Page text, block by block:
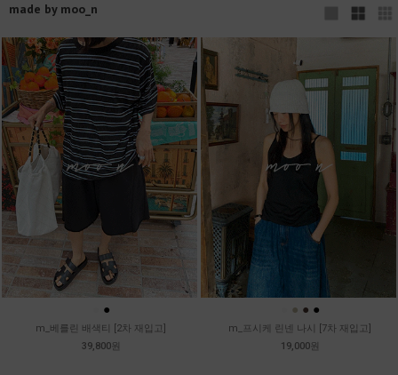
made by moo_n
●
m_베를린 배색티 [2차 재입고]
39,800원
● ● ●
m_프시케 린넨 나시 [7차 재입고]
19,000원